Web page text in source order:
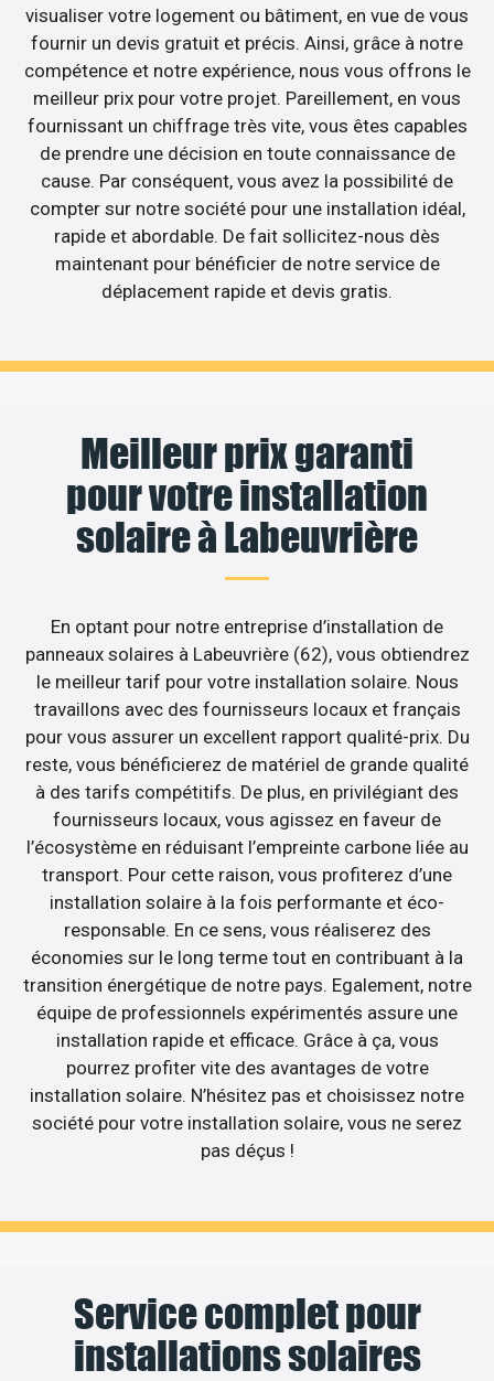
visualiser votre logement ou bâtiment, en vue de vous
fournir un devis gratuit et précis. Ainsi, grâce à notre
compétence et notre expérience, nous vous offrons le
meilleur prix pour votre projet. Pareillement, en vous
fournissant un chiffrage très vite, vous êtes capables
de prendre une décision en toute connaissance de
cause. Par conséquent, vous avez la possibilité de
compter sur notre société pour une installation idéal,
rapide et abordable. De fait sollicitez-nous dès
maintenant pour bénéficier de notre service de
déplacement rapide et devis gratis.
Meilleur prix garanti
pour votre installation
solaire à Labeuvrière
En optant pour notre entreprise d’installation de
panneaux solaires à Labeuvrière (62), vous obtiendrez
le meilleur tarif pour votre installation solaire. Nous
travaillons avec des fournisseurs locaux et français
pour vous assurer un excellent rapport qualité-prix. Du
reste, vous bénéficierez de matériel de grande qualité
à des tarifs compétitifs. De plus, en privilégiant des
fournisseurs locaux, vous agissez en faveur de
l’écosystème en réduisant l’empreinte carbone liée au
transport. Pour cette raison, vous profiterez d’une
installation solaire à la fois performante et éco-
responsable. En ce sens, vous réaliserez des
économies sur le long terme tout en contribuant à la
transition énergétique de notre pays. Egalement, notre
équipe de professionnels expérimentés assure une
installation rapide et efficace. Grâce à ça, vous
pourrez profiter vite des avantages de votre
installation solaire. N’hésitez pas et choisissez notre
société pour votre installation solaire, vous ne serez
pas déçus !
Service complet pour
installations solaires